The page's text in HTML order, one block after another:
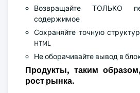
Возвращайте ТОЛЬКО
содержимое
Сохраняйте точную
HTML
Не оборачивайте вывод в
Продукты, таким
рост рынка.